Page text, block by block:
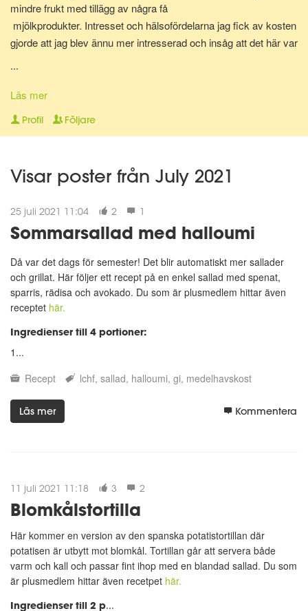
mindre frukt med tillägg av några få
mjölkprodukter. Intresset och hälsofördelarna jag fick av kosten
gjorde att jag blev ännu mer intresserad och insåg att det här var
kostrådgivare via Anna Hallén utbildningar. Redo att hjälpa och
peppa dig på vägen till att nå ditt hälsomål! Om det så gäller
viktnedgång, hålla vikten, må bättre, träna på lågkolhydratkost,
...
Läs mer
Profil Följare
Visar poster från July 2021
25 juli 2021 11:04 2 1
Sommarsallad med halloumi
Då var det dags för semester! Det blir automatiskt mer sallader
och grillat. Här följer ett recept på en enkel sallad med spenat,
sparris, rädisa och avokado. Du som är plusmedlem hittar även
receptet här.
Ingredienser till 4 portioner:
1...
Recept
lchf sallad halloumi gi medelhavskost
Läs mer Kommentera
11 juli 2021 11:18 3 2
Blomkålstortilla
Här kommer en version av den spanska potatistortillan där
potatisen är utbytt mot blomkål. Tortillan går att servera både
varm och kall och passar fint ihop med en blandad sallad. Du som
är plusmedlem hittar även recetpet här.
Ingredienser till 2 p...